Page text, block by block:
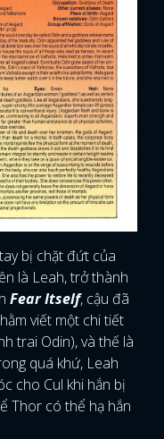
bị chặt đứt của
là Leah, trở thành
Fear Itself, cậu đã
viết một chi tiết
trai Odin), và thế là
quá khứ, Leah
cho Cul khi hắn bị
Thor có thể hạ hắn